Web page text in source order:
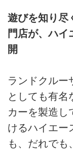
遊びを知り尽
門店が、ハイ
開
ランドクルー
としても有名
カーを製造し
けるハイエー
も、だれでも